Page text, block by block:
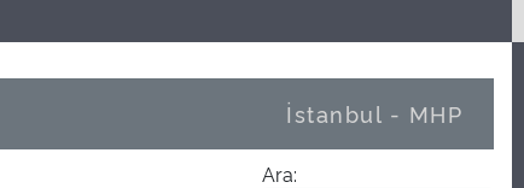
İstanbul - MHP
Ara: